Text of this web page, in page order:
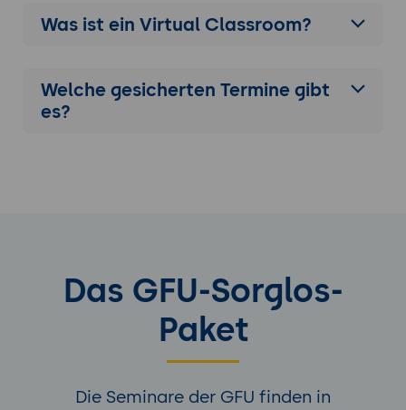
Was ist ein Virtual Classroom?
Welche gesicherten Termine gibt
es?
Das GFU-Sorglos-
Paket
Die Seminare der GFU finden in